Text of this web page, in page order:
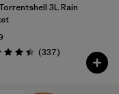
3L Rain
4.4 / 5
(337Comentarios
)